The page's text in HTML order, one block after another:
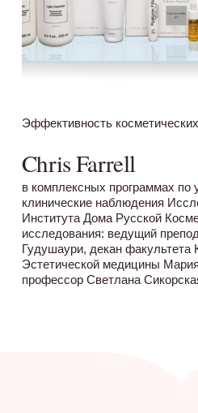
Эффективность
Chris Farrell
в комплексных программах по
клинические наблюдения
Института Дома Русской
исследования: ведущий
Гудушаури, декан факультета
Эстетической медицины
профессор Светлана